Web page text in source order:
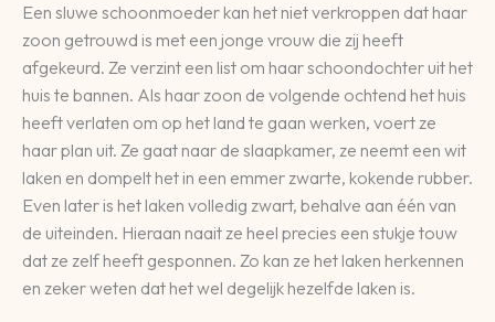
Een sluwe schoonmoeder kan het niet verkroppen dat haar
zoon getrouwd is met een jonge vrouw die zij heeft
afgekeurd. Ze verzint een list om haar schoondochter uit het
huis te bannen. Als haar zoon de volgende ochtend het huis
heeft verlaten om op het land te gaan werken, voert ze
haar plan uit. Ze gaat naar de slaapkamer, ze neemt een wit
laken en dompelt het in een emmer zwarte, kokende rubber.
Even later is het laken volledig zwart, behalve aan één van
de uiteinden. Hieraan naait ze heel precies een stukje touw
dat ze zelf heeft gesponnen. Zo kan ze het laken herkennen
en zeker weten dat het wel degelijk hezelfde laken is.